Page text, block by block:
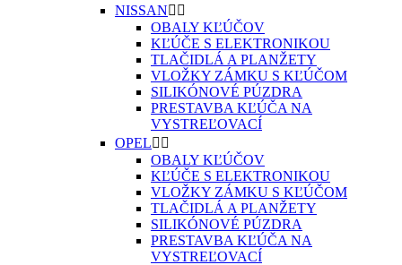
NISSAN 
OBALY KĽÚČOV
KĽÚČE S ELEKTRONIKOU
TLAČIDLÁ A PLANŽETY
VLOŽKY ZÁMKU S KĽÚČOM
SILIKÓNOVÉ PÚZDRA
PRESTAVBA KĽÚČA NA
VYSTREĽOVACÍ
OPEL 
OBALY KĽÚČOV
KĽÚČE S ELEKTRONIKOU
VLOŽKY ZÁMKU S KĽÚČOM
TLAČIDLÁ A PLANŽETY
SILIKÓNOVÉ PÚZDRA
PRESTAVBA KĽÚČA NA
VYSTREĽOVACÍ